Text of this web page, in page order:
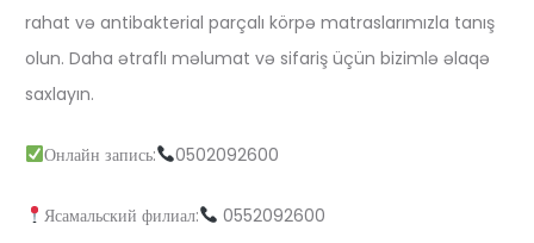
rahat və antibakterial parçalı körpə matraslarımızla tanış
olun. Daha ətraflı məlumat və sifariş üçün bizimlə əlaqə
saxlayın.
Онлайн запись: 0502092600
Ясамальский филиал: 0552092600